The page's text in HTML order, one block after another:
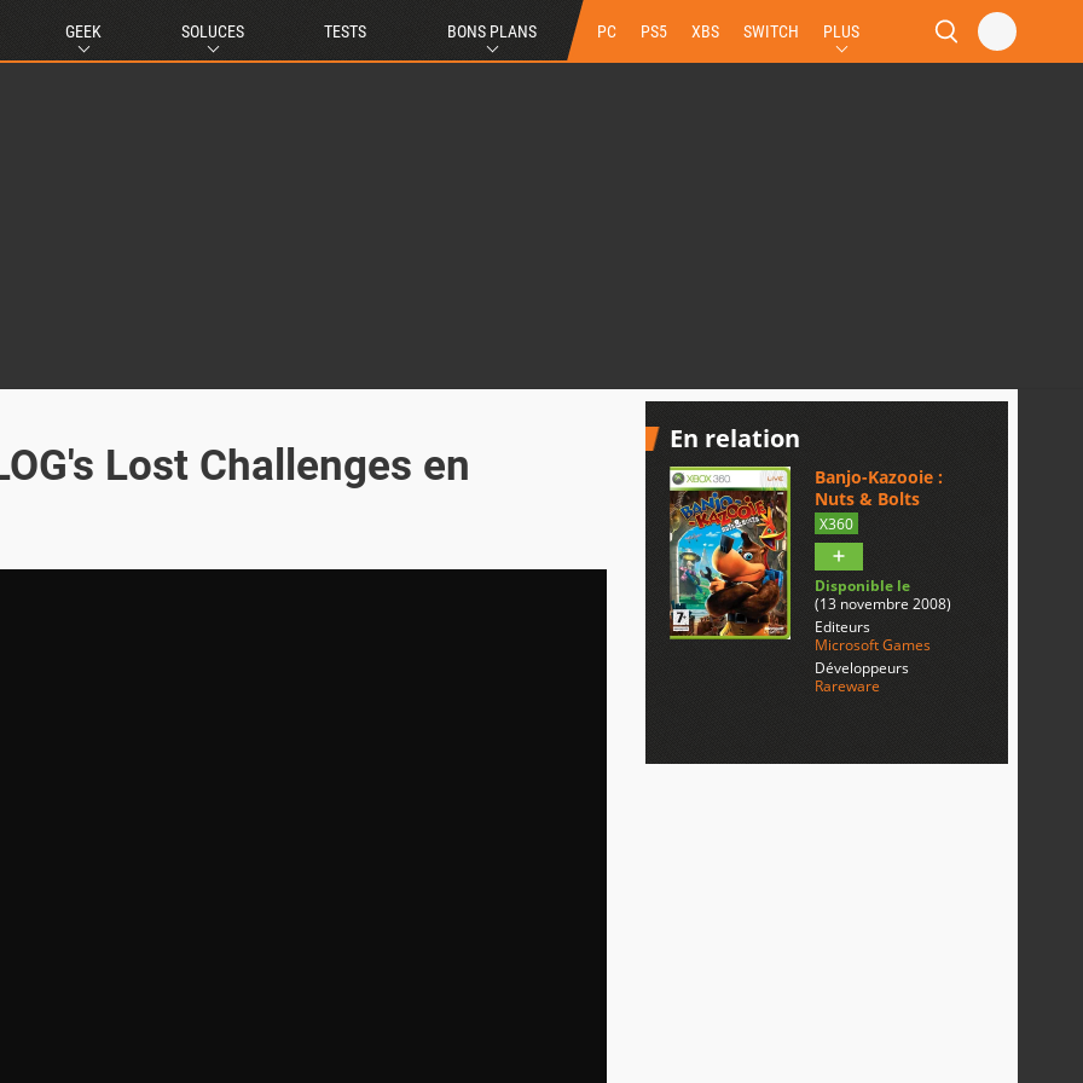
GEEK SOLUCES TESTS BONS PLANS PC PS5 XBS SWITCH PLUS
Lost Challenges en
En relation
Banjo-Kazooie :
Nuts & Bolts
X360
Disponible le
(13 novembre 2008)
Editeurs
Microsoft Games
Développeurs
Rareware